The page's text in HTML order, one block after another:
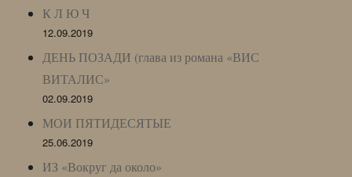
К Л Ю Ч
12.09.2019
ДЕНЬ ПОЗАДИ (глава из романа «ВИС
ВИТАЛИС»
02.09.2019
МОИ ПЯТИДЕСЯТЫЕ
25.06.2019
ИЗ «Вокруг да около»